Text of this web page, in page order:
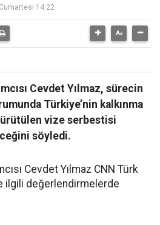
14:22
Cevdet Yılmaz, sürecin
Türkiye’nin kalkınma
vize serbestisi
söyledi.
Cevdet Yılmaz CNN Türk
ilgili değerlendirmelerde